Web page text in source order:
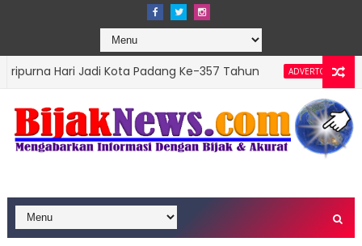
Jadi Kota Padang Ke-357 Tahun ADVERTORIAL
DPRD